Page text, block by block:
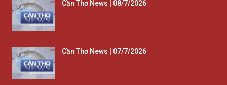
Cần Thơ News | 08/7/2026
Cần Thơ News | 07/7/2026